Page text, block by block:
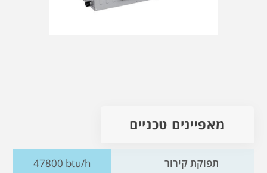
מאפיינים טכניים
תפוקת קירור 47800 btu/h